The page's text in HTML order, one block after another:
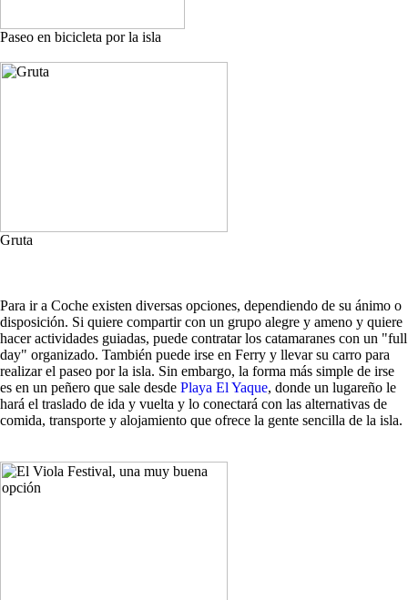
Paseo en bicicleta por la isla
Gruta
Para ir a Coche existen diversas opciones, dependiendo de su ánimo o
disposición. Si quiere compartir con un grupo alegre y ameno y quiere
hacer actividades guiadas, puede contratar los catamaranes con un "full
day" organizado. También puede irse en Ferry y llevar su carro para
realizar el paseo por la isla. Sin embargo, la forma más simple de irse
es en un peñero que sale desde Playa El Yaque, donde un lugareño le
hará el traslado de ida y vuelta y lo conectará con las alternativas de
comida, transporte y alojamiento que ofrece la gente sencilla de la isla.